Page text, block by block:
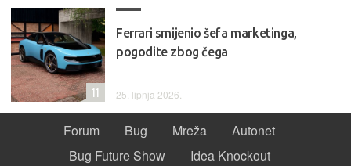
Ferrari smijenio šefa marketinga,
pogodite zbog čega
25. lipnja 2026.
11
Forum Bug Mreža
Autonet
Bug Future Show
Idea Knockout